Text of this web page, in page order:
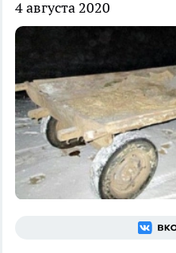
4 августа 2020